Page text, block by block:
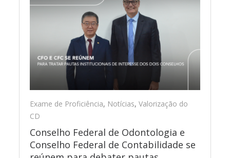
Exame de Proficiência, Notícias,Valorização do
CD
Conselho Federal de Odontologia e
Conselho Federal de Contabilidade se